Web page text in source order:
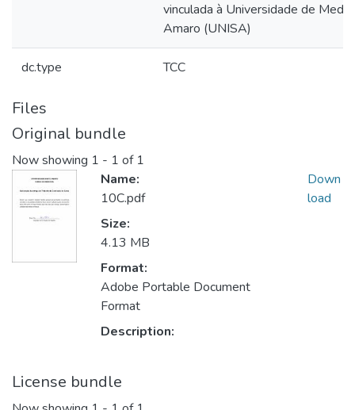
vinculada à Universidade de
Amaro (UNISA)
dc.type TCC
Files
Original bundle
Now showing 1 - 1 of 1
Name:
10C.pdf
Size:
4.13 MB
Format:
Adobe Portable Document
Format
Description:
Down
load
License bundle